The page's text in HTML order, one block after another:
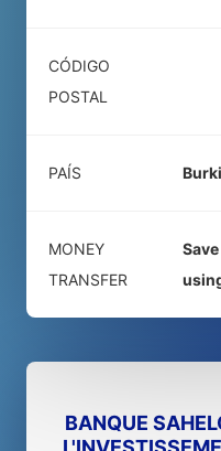
CÓDIGO
POSTAL
PAÍS
MONEY
TRANSFER
BANQUE